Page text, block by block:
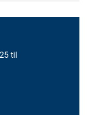
til